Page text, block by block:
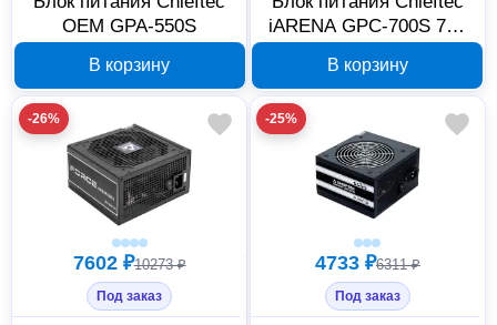
OEM GPA-550S
В корзину
iARENA GPC-700S 700
В корзину
-26%
7602 ₽10273 ₽
Под заказ
-25%
4733 ₽6311 ₽
Под заказ